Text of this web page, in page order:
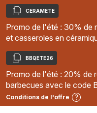
Copier
CERAMETE
Promo de l'été : 30% de
et casseroles en
Copier
BBQETE26
Promo de l'été : 20% de
barbecues avec le code
Conditions de l'offre